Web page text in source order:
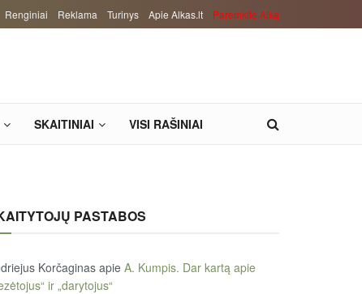
Renginiai Reklama Turinys Apie Alkas.lt Paremkite Alką
SKAITINIAI VISI RAŠINIAI
PASTABOS
Korčaginas apie A. Kumpis. Dar kartą apie
ir „darytojus“